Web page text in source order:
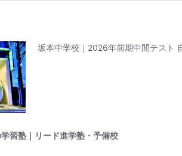
坂本中学校｜2026年前期中間テスト
習塾｜リード進学塾・予備校